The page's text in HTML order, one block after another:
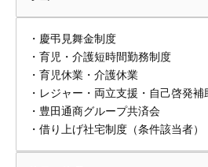
・慶弔見舞金制度
・育児・介護短時間勤務制度
・育児休業・介護休業
・レジャー・両立支援・自己啓発補
・豊田通商グループ共済会
・借り上げ社宅制度（条件該当者）